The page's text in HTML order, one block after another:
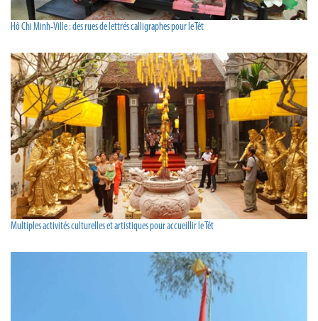
Hô Chi Minh-Ville : des rues de lettrés calligraphes pour le Têt
Multiples activités culturelles et artistiques pour accueillir le Têt